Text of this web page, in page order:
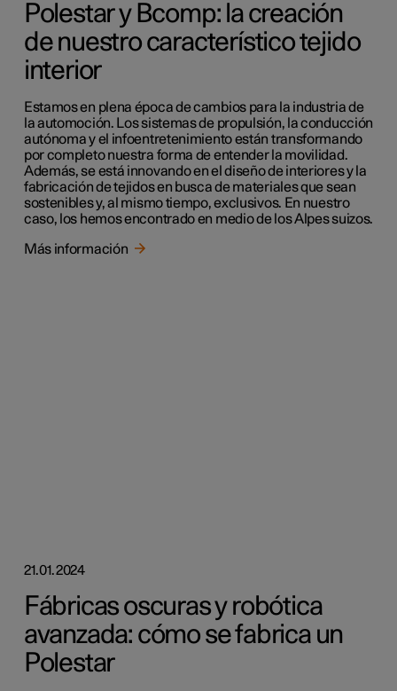
Polestar y Bcomp: la creación
de nuestro característico tejido
interior
Estamos en plena época de cambios para la industria de
la automoción. Los sistemas de propulsión, la conducción
autónoma y el infoentretenimiento están transformando
por completo nuestra forma de entender la movilidad.
Además, se está innovando en el diseño de interiores y la
fabricación de tejidos en busca de materiales que sean
sostenibles y, al mismo tiempo, exclusivos. En nuestro
caso, los hemos encontrado en medio de los Alpes suizos.
Más información
21.01.2024
Fábricas oscuras y robótica
avanzada: cómo se fabrica un
Polestar